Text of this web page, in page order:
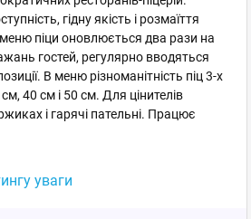
гідну якість і розмаїття
піци оновлюється два рази на
гостей, регулярно вводяться
В меню різноманітність піц 3-х
40 см і 50 см. Для цінителів
і гарячі пательні. Працює
уваги